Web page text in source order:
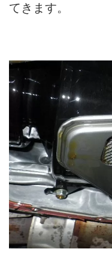
てきます。